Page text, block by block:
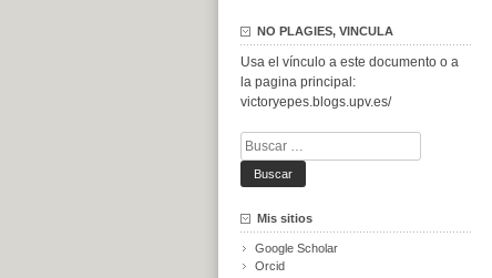
NO PLAGIES, VINCULA
Usa el vínculo a este documento o a
la pagina principal:
victoryepes.blogs.upv.es/
Buscar:
Mis sitios
Google Scholar
Orcid